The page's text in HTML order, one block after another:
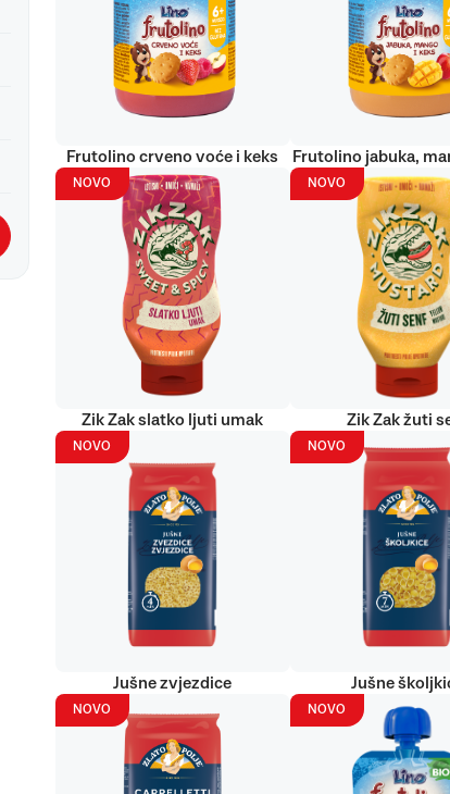
Frutolino crveno voće i keks Frutolino jabuka,
NOVO
Zik Zak slatko ljuti umak
NOVO
Zik Zak žuti
NOVO
Jušne zvjezdice
NOVO
Jušne
NOVO NOVO